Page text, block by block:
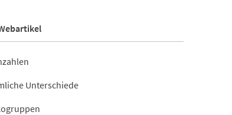
Unterschiede